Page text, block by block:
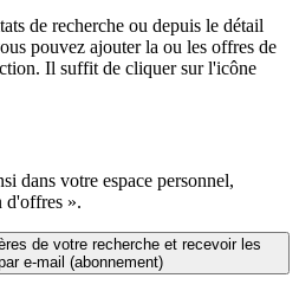
de recherche ou depuis le détail
pouvez ajouter la ou les offres de
Il suffit de cliquer sur l'icône
dans votre espace personnel,
d'offres ».
de votre recherche et recevoir les
e-mail (abonnement)